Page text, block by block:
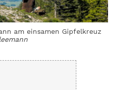
am einsamen Gipfelkreuz